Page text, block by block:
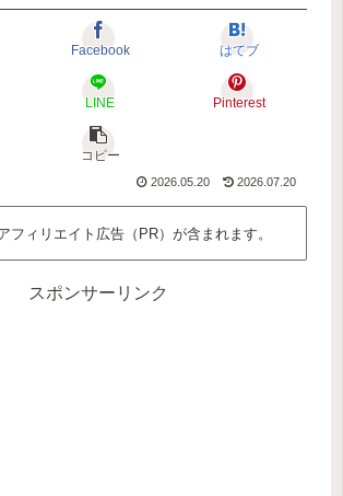
Facebook はてブ
LINE Pinterest
コピー
2026.05.20 2026.07.20
フィリエイト広告（PR）が含まれます。
スポンサーリンク